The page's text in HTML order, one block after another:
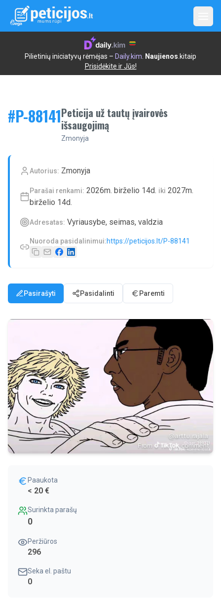
Pilietinių iniciatyvų rėmėjas – Daily.kim Naujienos .kitaip
Prisidėkite ir Jūs!
#P-88141Peticija už tautų įvairovės
išsaugojimą
Zmonyja
Autorius: Zmonyja
Parašai renkami: 2026m. birželio 14d. iki 2027m.
birželio 14d.
Adresatas: Vyriausybe, seimas, valdzia
Nuoroda pasidalinimui:https://peticijos.lt/P-88141
Pasirašyti Pasidalinti Paremti
Paaukota
< 20 €
Surinkta parašų
0
Peržiūros
296
Seka el. paštu
0